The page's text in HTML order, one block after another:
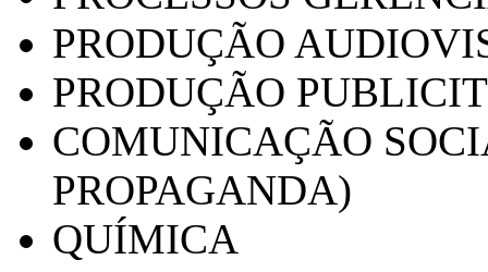
PRODUÇÃO
PRODUÇÃO
COMUNICAÇÃO
PROPAGANDA)
QUÍMICA